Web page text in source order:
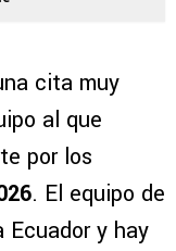
cita muy
al que
por los
. El equipo de
Ecuador y hay